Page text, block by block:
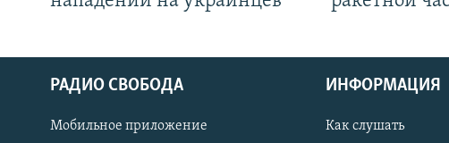
СОЦИАЛЬНЫЕ СЕТИ
РАДИО СВОБОДА
Мобильное приложение
ИНФОРМАЦИЯ
Как слушать